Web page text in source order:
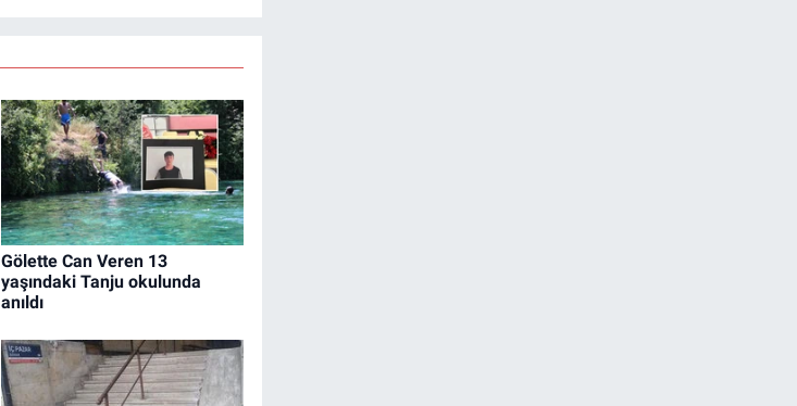
Gölette Can Veren 13
yaşındaki Tanju okulunda
anıldı